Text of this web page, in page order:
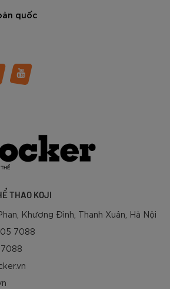
quốc
THAO KOJI
Khương Đình, Thanh Xuân, Hà Nội
7088